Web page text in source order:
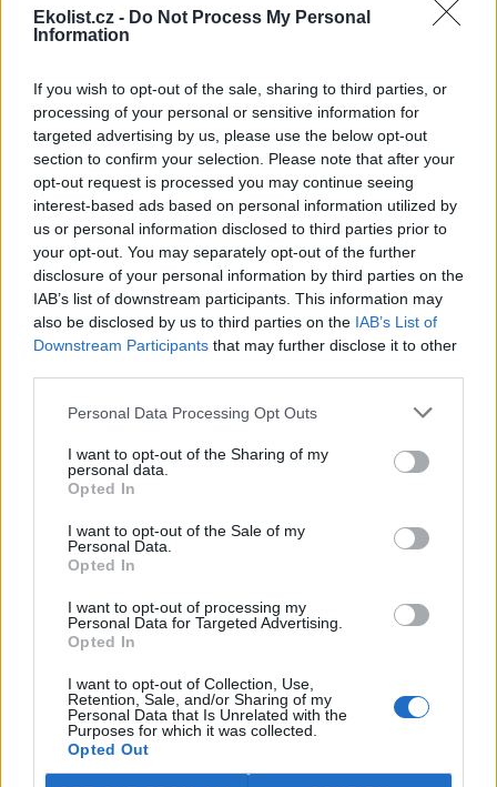
Ekolist.cz - Do Not Process My Personal
Information
If you wish to opt-out of the sale, sharing to third parties, or
processing of your personal or sensitive information for
targeted advertising by us, please use the below opt-out
section to confirm your selection. Please note that after your
opt-out request is processed you may continue seeing
interest-based ads based on personal information utilized by
us or personal information disclosed to third parties prior to
your opt-out. You may separately opt-out of the further
disclosure of your personal information by third parties on the
IAB’s list of downstream participants. This information may
also be disclosed by us to third parties on the IAB’s List of
Downstream Participants that may further disclose it to other
Personal Data Processing Opt Outs
I want to opt-out of the Sharing of my
personal data.
Opted In
I want to opt-out of the Sale of my
Personal Data.
Opted In
I want to opt-out of processing my
Personal Data for Targeted Advertising.
Opted In
I want to opt-out of Collection, Use,
Retention, Sale, and/or Sharing of my
Personal Data that Is Unrelated with the
Purposes for which it was collected.
Opted Out
kontrolovat povolené odběry. Výzva k šetření vodou platí pro
všechny obce spadající pod Jihlavu jako obec s rozšířenou
Celníci odhalili gang překupníků papoušků, zajistili
stovku ptáků
5.8.2026 20:13 (ČTK)
Celníci odhalili gang
překupníků chráněných druhů
papoušků působící v několika
krajích a zajistili asi stovku
ptáků. S odchytem a
zajištěním zvířat celníkům pomohly zoo v Praze, Zlíně a Ostravě. V
ostravské zahradě také papoušci nalezli dočasné útočiště. V
tiskové zprávě nawebucelníků to oznámila mluvčí Celní správy ČR
Martina Kaňková. Případem se zabývá policie.
Island vyhostí aktivisty bojující proti lovu velryb,
pronásledovali velrybáře
5.8.2026 19:54 (ČTK)
Islandské úřady nařídily
poté, co minulý týden
pobřežní stráž s policií zabavily
jejich loď, která pronásledovala velrybářské plavidlo. Pasažéři lodi
Watsona jsou od té doby zadržováni v Reykjavíku. Sám Watson na
palubě nebyl. Píše o tom agentura AFP s odvoláním na islandskou
Záchranná stanice v Praze přijímá kvůli vedrům více
volně žijících zvířat
5.8.2026 17:40 | PRAHA (
Kvůli vysokým letním